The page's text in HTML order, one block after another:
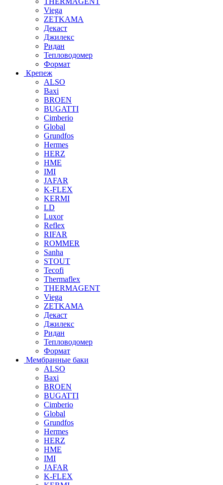
Viega
ZETKAMA
Декаст
Джилекс
Ридан
Тепловодомер
Формат
Крепеж
ALSO
Baxi
BROEN
BUGATTI
Cimberio
Global
Grundfos
Hermes
HERZ
HME
IMI
JAFAR
K-FLEX
KERMI
LD
Luxor
Reflex
RIFAR
ROMMER
Sanha
STOUT
Tecofi
Thermaflex
THERMAGENT
Viega
ZETKAMA
Декаст
Джилекс
Ридан
Тепловодомер
Формат
Мембранные баки
ALSO
Baxi
BROEN
BUGATTI
Cimberio
Global
Grundfos
Hermes
HERZ
HME
IMI
JAFAR
K-FLEX